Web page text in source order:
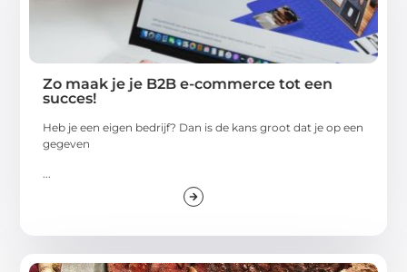
Zo maak je je B2B e-commerce tot een
succes!
Heb je een eigen bedrijf? Dan is de kans groot dat je op een
gegeven